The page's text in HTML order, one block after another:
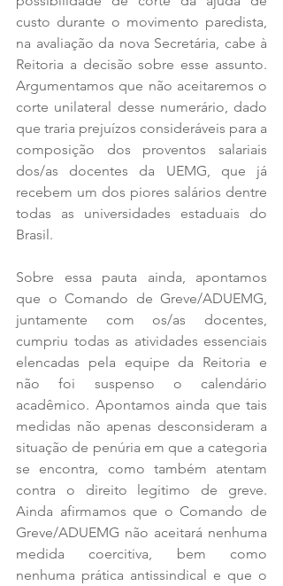
custo durante o movimento paredista,
na avaliação da nova Secretária, cabe à
Reitoria a decisão sobre esse assunto.
Argumentamos que não aceitaremos o
corte unilateral desse numerário, dado
que traria prejuízos consideráveis para a
composição dos proventos salariais
dos/as docentes da UEMG, que já
recebem um dos piores salários dentre
todas as universidades estaduais do
Brasil.
Sobre essa pauta ainda, apontamos
que o Comando de Greve/ADUEMG,
juntamente com os/as docentes,
cumpriu todas as atividades essenciais
elencadas pela equipe da Reitoria e
não foi suspenso o calendário
acadêmico. Apontamos ainda que tais
medidas não apenas desconsideram a
situação de penúria em que a categoria
se encontra, como também atentam
contra o direito legitimo de greve.
Ainda afirmamos que o Comando de
Greve/ADUEMG não aceitará nenhuma
medida coercitiva, bem como
nenhuma prática antissindical e que o